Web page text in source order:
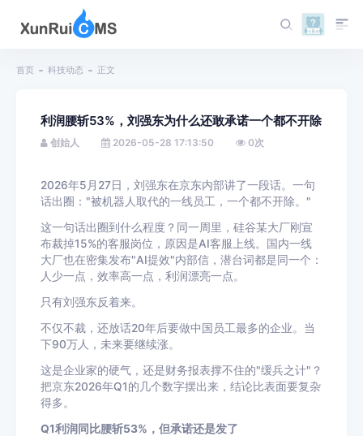
首页 科技动态 正文
利润腰斩53%，刘强东为什么还敢承诺一个都不开除
创始人 2026-05-28 17:13:50 0次
2026年5月27日，刘强东在京东内部讲了一段话。一句
话出圈："被机器人取代的一线员工，一个都不开除。"
这一句话出圈到什么程度？同一周里，硅谷某大厂刚宣
布裁掉15%的客服岗位，原因是AI客服上线。国内一线
大厂也在密集发布"AI提效"内部信，潜台词都是同一个：
人少一点，效率高一点，利润漂亮一点。
只有刘强东反着来。
不仅不裁，还放话20年后要做中国员工最多的企业。当
下90万人，未来要继续涨。
这是企业家的硬气，还是财务报表撑不住的"缓兵之计"？
把京东2026年Q1的几个数字摆出来，结论比表面要复杂
得多。
Q1利润同比腰斩53%，但承诺还是发了